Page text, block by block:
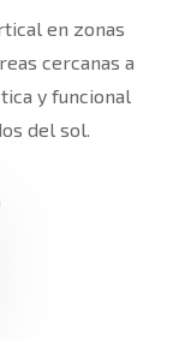
en zonas
cercanas a
y funcional
del sol.